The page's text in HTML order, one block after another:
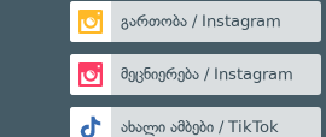
გართობა / Instagram
მეცნიერება / Instagram
ახალი ამბები / TikTok